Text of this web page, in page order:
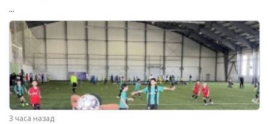
...
3 часа назад